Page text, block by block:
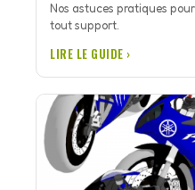
Nos astuces pratiques
tout support.
LIRE LE GUIDE ›